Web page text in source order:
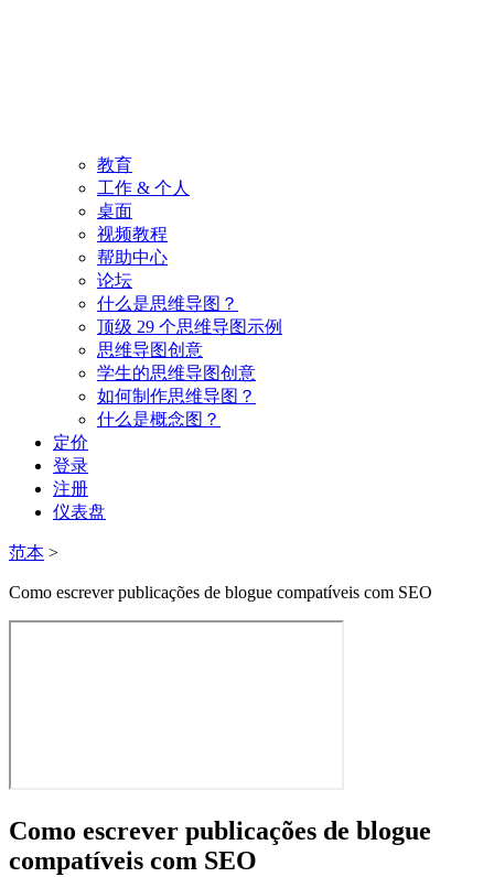
教育
工作 & 个人
桌面
视频教程
帮助中心
论坛
什么是思维导图？
顶级 29 个思维导图示例
思维导图创意
学生的思维导图创意
如何制作思维导图？
什么是概念图？
定价
登录
注册
仪表盘
范本 >
Como escrever publicações de blogue compatíveis com SEO
Como escrever publicações de blogue
compatíveis com SEO